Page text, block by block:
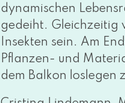
dyna­mi­schen
gedeiht. Gleichzeitig
Insekten sein. Am
Pflanzen- und
dem Balkon los­le­gen